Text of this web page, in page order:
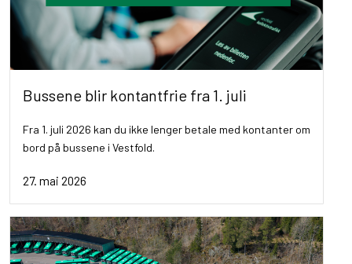
Bussene blir kontantfrie fra 1. juli
Fra 1. juli 2026 kan du ikke lenger betale med kontanter om
bord på bussene i Vestfold.
27. mai 2026